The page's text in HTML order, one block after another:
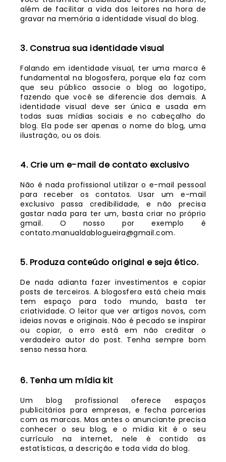
além de facilitar a vida dos leitores na hora de
gravar na memória a identidade visual do blog.
3. Construa sua identidade visual
Falando em identidade visual, ter uma marca é
fundamental na blogosfera, porque ela faz com
que seu público associe o blog ao logotipo,
fazendo que você se diferencie dos demais. A
identidade visual deve ser única e usada em
todas suas mídias sociais e no cabeçalho do
blog. Ela pode ser apenas o nome do blog, uma
ilustração, ou os dois.
4. Crie um e-mail de contato exclusivo
Não é nada profissional utilizar o e-mail pessoal
para receber os contatos. Usar um e-mail
exclusivo passa credibilidade, e não precisa
gastar nada para ter um, basta criar no próprio
gmail. O nosso por exemplo é
contato.manualdablogueira@gmail.com.
5. Produza conteúdo original e seja ético.
De nada adianta fazer investimentos e copiar
posts de terceiros. A blogosfera está cheia mais
tem espaço para todo mundo, basta ter
criatividade. O leitor que ver artigos novos, com
ideias novas e originais. Não é pecado se inspirar
ou copiar, o erro está em não creditar o
verdadeiro autor do post. Tenha sempre bom
senso nessa hora.
6. Tenha um mídia kit
Um blog profissional oferece espaços
publicitários para empresas, e fecha parcerias
com as marcas. Mas antes o anunciante precisa
conhecer o seu blog, e o mídia kit é o seu
currículo na internet, nele é contido as
estatísticas, a descrição e toda vida do blog.